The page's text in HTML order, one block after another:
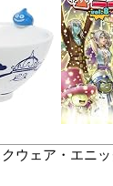
ウェア・エニ